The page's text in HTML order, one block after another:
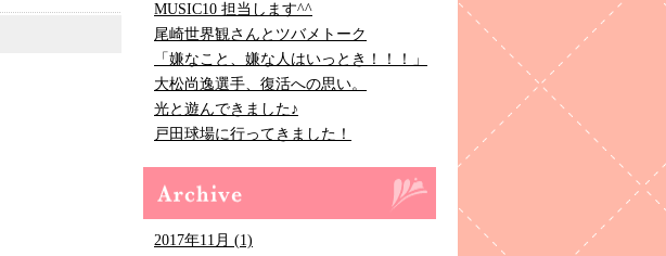
MUSIC10 担当します^^
尾崎世界観さんとツバメトーク
「嫌なこと、嫌な人はいっとき！！！」
大松尚逸選手、復活への思い。
光と遊んできました♪
戸田球場に行ってきました！
2017年11月 (1)